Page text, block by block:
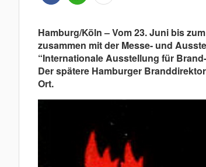
Hamburg/Köln – Vom 23. Juni bis
zusammen mit der Messe- und
“Internationale Ausstellung für
Der spätere Hamburger
Ort.